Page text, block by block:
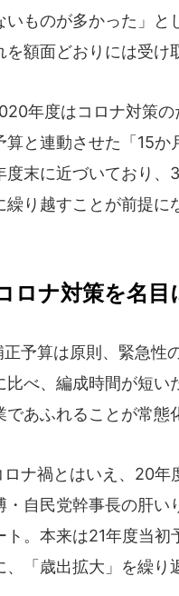
いものが多かった」と
を額面どおりには受け
年度はコロナ対策の
算と連動させた「15
度末に近づいており、
繰り越すことが前提に
ロナ対策を名
予算は原則、緊急性
比べ、編成時間が短い
であふれることが常態
ナ禍とはいえ、20年
・自民党幹事長の肝い
ト。本来は21年度当
、「歳出拡大」を繰り